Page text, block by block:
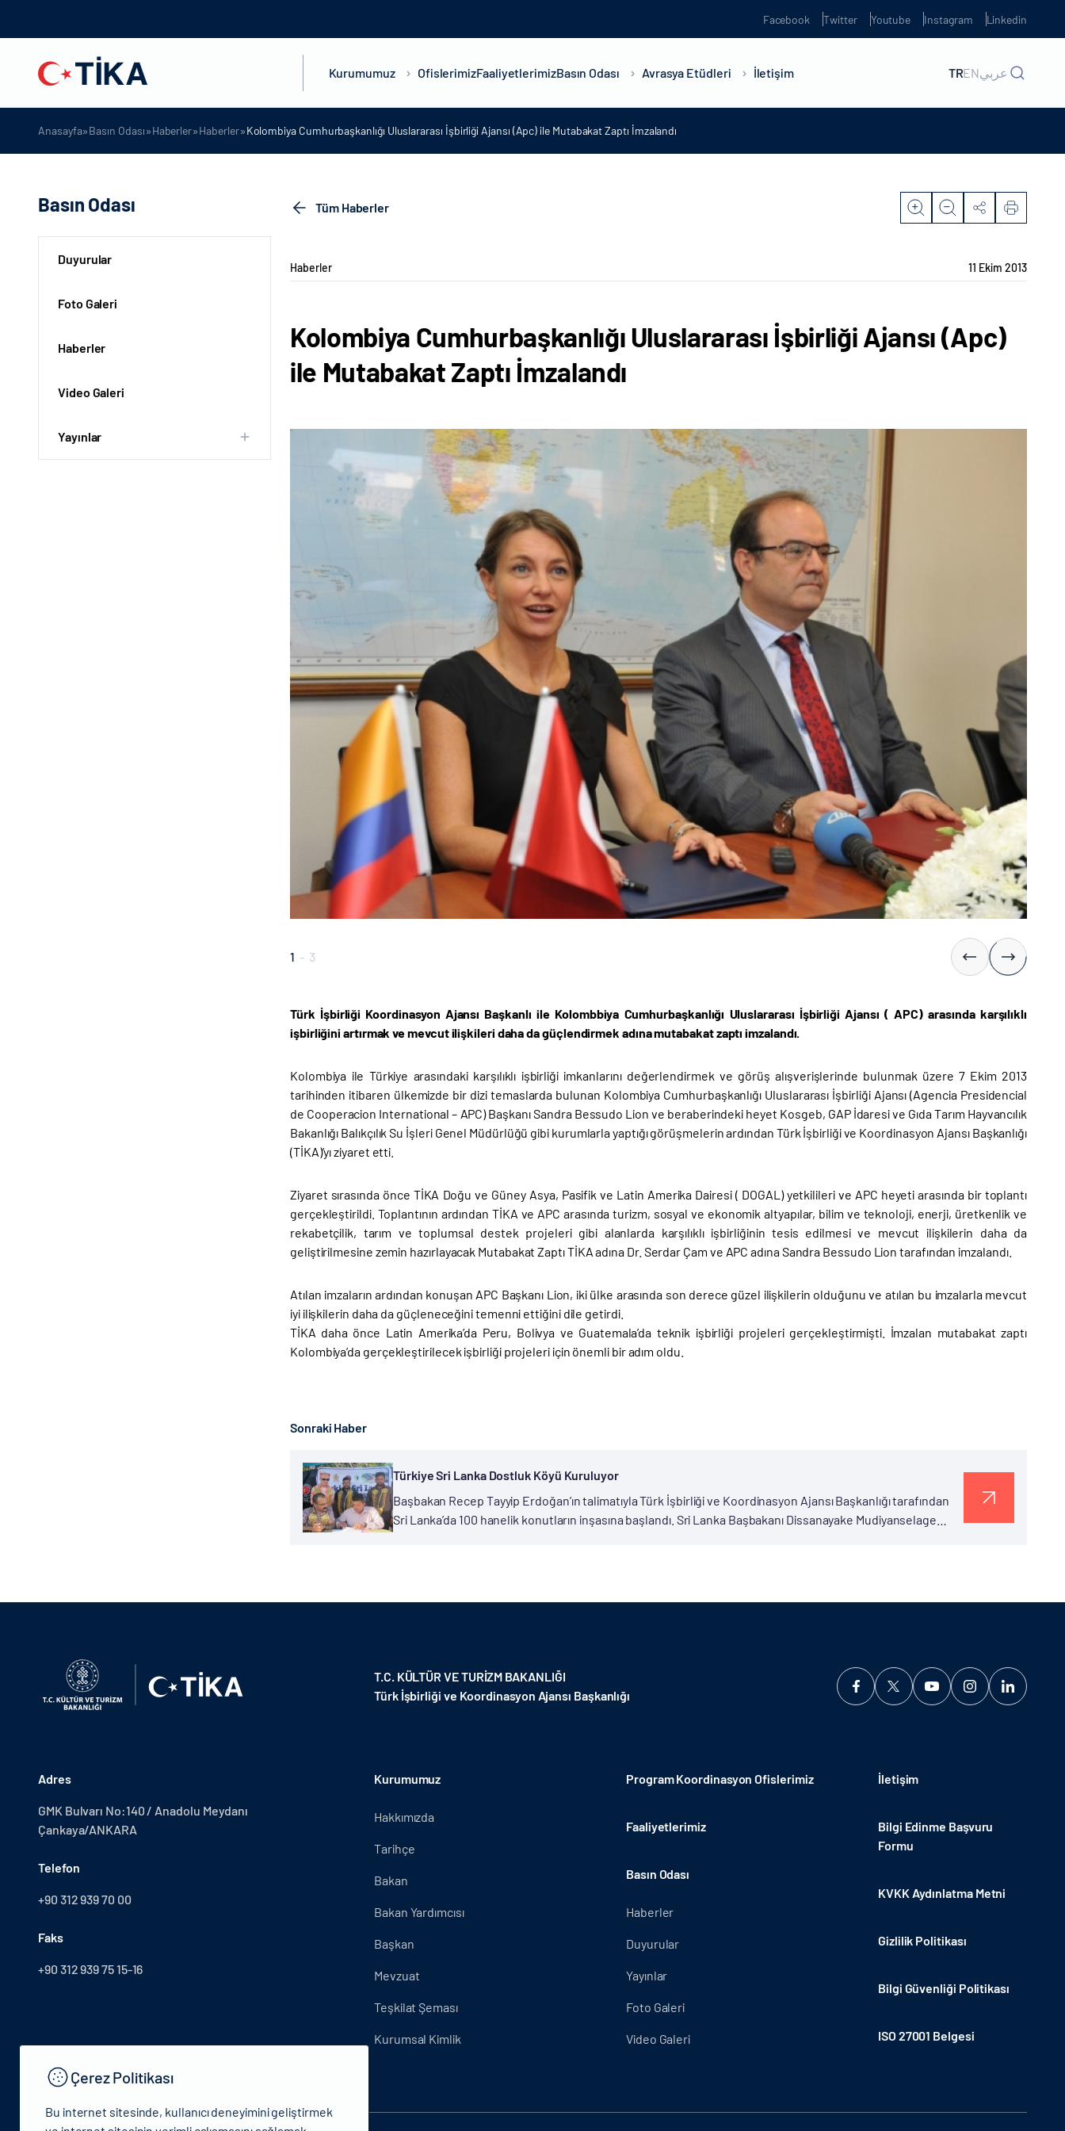
Facebook Twitter Youtube Instagram Linkedin
Kurumumuz OfislerimizFaaliyetlerimizBasın Odası Avrasya Etüdleri İletişim TRENعربي
Anasayfa»Basın Odası»Haberler»Haberler»Kolombiya Cumhurbaşkanlığı Uluslararası İşbirliği Ajansı (Apc) ile Mutabakat Zaptı İmzalandı
Basın Odası
Duyurular
Foto Galeri
Haberler
Video Galeri
Yayınlar
Tüm Haberler
Haberler 11 Ekim 2013
Kolombiya Cumhurbaşkanlığı Uluslararası İşbirliği Ajansı (Apc)
ile Mutabakat Zaptı İmzalandı
1 - 3
Türk İşbirliği Koordinasyon Ajansı Başkanlı ile Kolombbiya Cumhurbaşkanlığı Uluslararası İşbirliği Ajansı ( APC) arasında karşılıklı
işbirliğini artırmak ve mevcut ilişkileri daha da güçlendirmek adına mutabakat zaptı imzalandı.
Kolombiya ile Türkiye arasındaki karşılıklı işbirliği imkanlarını değerlendirmek ve görüş alışverişlerinde bulunmak üzere 7 Ekim 2013
tarihinden itibaren ülkemizde bir dizi temaslarda bulunan Kolombiya Cumhurbaşkanlığı Uluslararası İşbirliği Ajansı (Agencia Presidencial
de Cooperacion International – APC) Başkanı Sandra Bessudo Lion ve beraberindeki heyet Kosgeb, GAP İdaresi ve Gıda Tarım Hayvancılık
Bakanlığı Balıkçılık Su İşleri Genel Müdürlüğü gibi kurumlarla yaptığı görüşmelerin ardından Türk İşbirliği ve Koordinasyon Ajansı Başkanlığı
(TİKA)’yı ziyaret etti.
Ziyaret sırasında önce TİKA Doğu ve Güney Asya, Pasifik ve Latin Amerika Dairesi ( DOGAL) yetkilileri ve APC heyeti arasında bir toplantı
gerçekleştirildi. Toplantının ardından TİKA ve APC arasında turizm, sosyal ve ekonomik altyapılar, bilim ve teknoloji, enerji, üretkenlik ve
rekabetçilik, tarım ve toplumsal destek projeleri gibi alanlarda karşılıklı işbirliğinin tesis edilmesi ve mevcut ilişkilerin daha da
geliştirilmesine zemin hazırlayacak Mutabakat Zaptı TİKA adına Dr. Serdar Çam ve APC adına Sandra Bessudo Lion tarafından imzalandı.
Atılan imzaların ardından konuşan APC Başkanı Lion, iki ülke arasında son derece güzel ilişkilerin olduğunu ve atılan bu imzalarla mevcut
iyi ilişkilerin daha da güçleneceğini temenni ettiğini dile getirdi.
TİKA daha önce Latin Amerika’da Peru, Bolivya ve Guatemala’da teknik işbirliği projeleri gerçekleştirmişti. İmzalan mutabakat zaptı
Kolombiya’da gerçekleştirilecek işbirliği projeleri için önemli bir adım oldu.
Sonraki Haber
Türkiye Sri Lanka Dostluk Köyü Kuruluyor
Başbakan Recep Tayyip Erdoğan’ın talimatıyla Türk İşbirliği ve Koordinasyon Ajansı Başkanlığı tarafından
Sri Lanka’da 100 hanelik konutların inşasına başlandı. Sri Lanka Başbakanı Dissanayake Mudiyanselage
T.C. KÜLTÜR VE TURİZM BAKANLIĞI
Türk İşbirliği ve Koordinasyon Ajansı Başkanlığı
Adres
GMK Bulvarı No:140 / Anadolu Meydanı
Çankaya/ANKARA
Telefon
+90 312 939 70 00
Faks
+90 312 939 75 15-16
Kurumumuz
Hakkımızda
Tarihçe
Bakan
Bakan Yardımcısı
Başkan
Mevzuat
Teşkilat Şeması
Kurumsal Kimlik
Program Koordinasyon Ofislerimiz
Faaliyetlerimiz
Basın Odası
Haberler
Duyurular
Yayınlar
Foto Galeri
Video Galeri
İletişim
Bilgi Edinme Başvuru
Formu
KVKK Aydınlatma Metni
Gizlilik Politikası
Bilgi Güvenliği Politikası
ISO 27001 Belgesi
Çerez Politikası
Bu internet sitesinde, kullanıcı deneyimini geliştirmek